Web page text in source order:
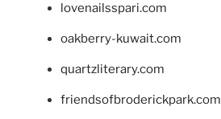
lovenailsspari.com
oakberry-kuwait.com
quartzliterary.com
friendsofbroderickpark.com